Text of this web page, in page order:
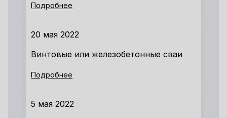
Подробнее
20 мая 2022
Винтовые или железобетонные сваи
Подробнее
5 мая 2022